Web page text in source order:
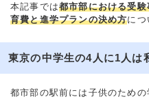
本記事では都市部における受
育費と進学プランの決め方につ
東京の中学生の4人に1人は
都市部の駅前には子供のため